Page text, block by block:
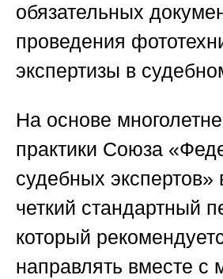
обязательных
проведения
экспертизы в
На основе
практики Союза
судебных экспертов»
четкий стандартный
который
направлять вместе с